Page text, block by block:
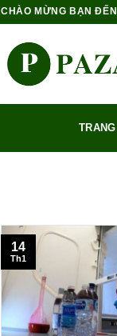
CHÀO MỪNG BẠN
14
Th1